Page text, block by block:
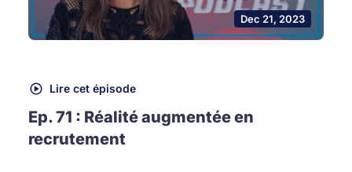
Dec 21, 2023
Lire cet épisode
Ep. 71 : Réalité augmentée en
recrutement